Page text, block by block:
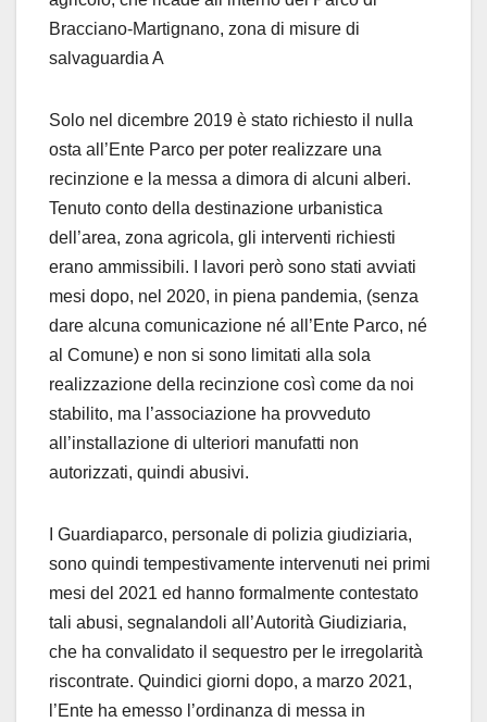
Bracciano-Martignano, zona di misure di
salvaguardia A
Solo nel dicembre 2019 è stato richiesto il nulla
osta all’Ente Parco per poter realizzare una
recinzione e la messa a dimora di alcuni alberi.
Tenuto conto della destinazione urbanistica
dell’area, zona agricola, gli interventi richiesti
erano ammissibili. I lavori però sono stati avviati
mesi dopo, nel 2020, in piena pandemia, (senza
dare alcuna comunicazione né all’Ente Parco, né
al Comune) e non si sono limitati alla sola
realizzazione della recinzione così come da noi
stabilito, ma l’associazione ha provveduto
all’installazione di ulteriori manufatti non
autorizzati, quindi abusivi.
I Guardiaparco, personale di polizia giudiziaria,
sono quindi tempestivamente intervenuti nei primi
mesi del 2021 ed hanno formalmente contestato
tali abusi, segnalandoli all’Autorità Giudiziaria,
che ha convalidato il sequestro per le irregolarità
riscontrate. Quindici giorni dopo, a marzo 2021,
l’Ente ha emesso l’ordinanza di messa in